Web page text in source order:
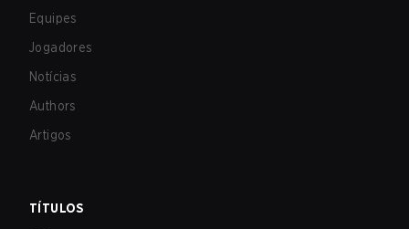
Equipes
Jogadores
Notícias
Authors
Artigos
TÍTULOS